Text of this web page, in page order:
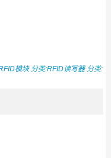
模块分类:RFID读写器分类: